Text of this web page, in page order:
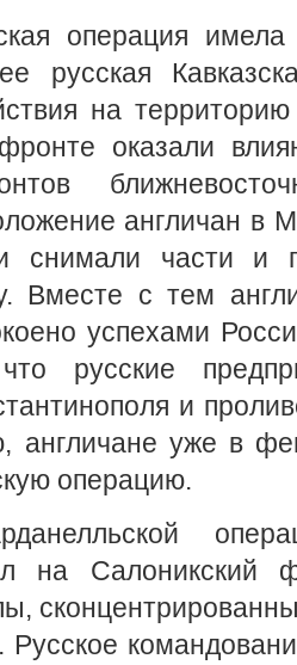
операция
русская
на
оказали
англичан в
снимали части и
Вместе с тем
успехами
русские
и
англичане уже в
операцию.
на Салоникский
Русское